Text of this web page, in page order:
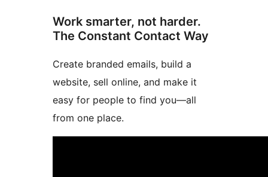
Work smarter, not harder.
The Constant Contact Way
Create branded emails, build a
website, sell online, and make it
easy for people to find you—all
from one place.